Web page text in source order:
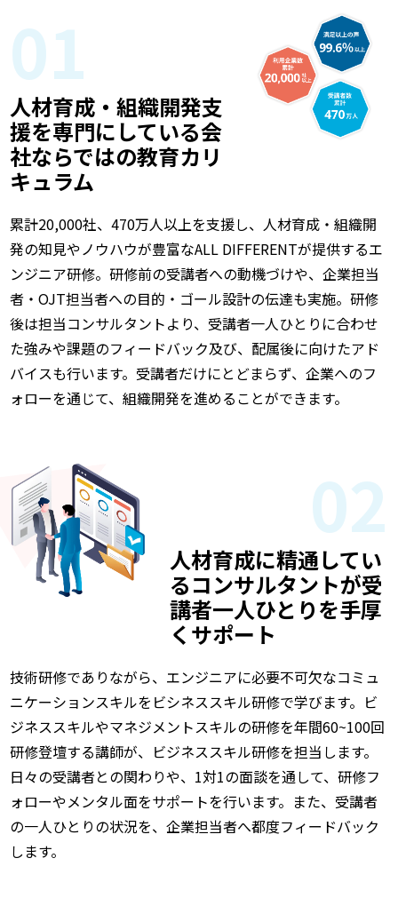
01
人材育成・組織開発支
援を専門にしている会
社ならではの教育カリ
キュラム
累計20,000社、470万人以上を支援し、人材育成・組織開
発の知見やノウハウが豊富なALL DIFFERENTが提供するエ
ンジニア研修。研修前の受講者への動機づけや、企業担当
者・OJT担当者への目的・ゴール設計の伝達も実施。研修
後は担当コンサルタントより、受講者一人ひとりに合わせ
た強みや課題のフィードバック及び、配属後に向けたアド
バイスも行います。受講者だけにとどまらず、企業へのフ
ォローを通じて、組織開発を進めることができます。
02
人材育成に精通してい
るコンサルタントが受
講者一人ひとりを手厚
くサポート
技術研修でありながら、エンジニアに必要不可欠なコミュ
ニケーションスキルをビシネススキル研修で学びます。ビ
ジネススキルやマネジメントスキルの研修を年間60~100回
研修登壇する講師が、ビジネススキル研修を担当します。
日々の受講者との関わりや、1対1の面談を通して、研修フ
ォローやメンタル面をサポートを行います。また、受講者
の一人ひとりの状況を、企業担当者へ都度フィードバック
します。